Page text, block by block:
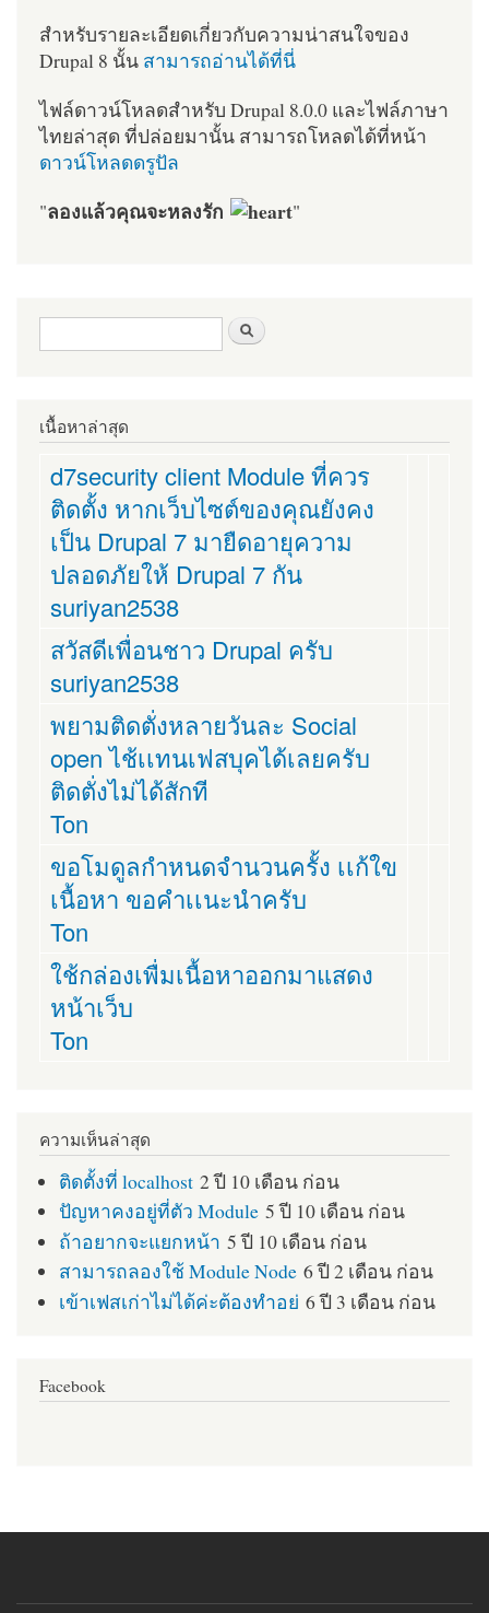
สำหรับรายละเอียดเกี่ยวกับความน่าสนใจของ
Drupal 8 นั้น สามารถอ่านได้ที่นี่
ไฟล์ดาวน์โหลดสำหรับ Drupal 8.0.0 และไฟล์ภาษา
ไทยล่าสุด ที่ปล่อยมานั้น สามารถโหลดได้ที่หน้า
ดาวน์โหลดดรูปัล
"ลองแล้วคุณจะหลงรัก "
ฟอร์มค้นหา
เนื้อหาล่าสุด
d7security client Module ที่ควร
ติดตั้ง หากเว็บไซต์ของคุณยังคง
เป็น Drupal 7 มายืดอายุความ
ปลอดภัยให้ Drupal 7 กัน
suriyan2538
สวัสดีเพื่อนชาว Drupal ครับ
suriyan2538
พยามติดตั่งหลายวันละ Social
open ไช้เเทนเฟสบุคได้เลยครับ
ติดตั่งไม่ได้สักที
Ton
ขอโมดูลกำหนดจำนวนครั้ง เเก้ใข
เนื้อหา ขอคำเเนะนำครับ
Ton
ใช้กล่องเพื่มเนื้อหาออกมาแสดง
หน้าเว็บ
Ton
ความเห็นล่าสุด
ติดตั้งที่ localhost 2 ปี 10 เดือน ก่อน
ปัญหาคงอยู่ที่ตัว Module 5 ปี 10 เดือน ก่อน
ถ้าอยากจะแยกหน้า 5 ปี 10 เดือน ก่อน
สามารถลองใช้ Module Node 6 ปี 2 เดือน ก่อน
เข้าเฟสเก่าไม่ได้ค่ะต้องทำอย่ 6 ปี 3 เดือน ก่อน
Facebook